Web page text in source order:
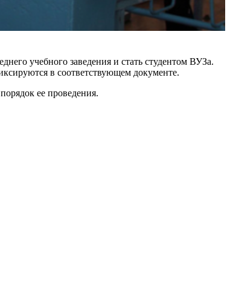
учебного заведения и стать студентом ВУЗа.
в соответствующем документе.
ее проведения.